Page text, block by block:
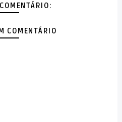
COMENTÁRIO